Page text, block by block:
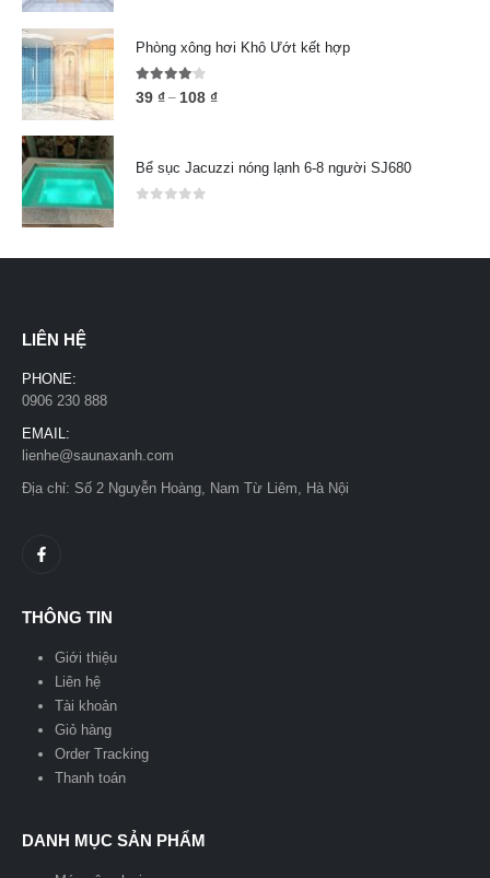
Phòng xông hơi Khô Ướt kết hợp
4.00 out of 5
39 ₫ – 108 ₫
Bể sục Jacuzzi nóng lạnh 6-8 người SJ680
LIÊN HỆ
PHONE:
0906 230 888
EMAIL:
lienhe@saunaxanh.com
Địa chỉ: Số 2 Nguyễn Hoàng, Nam Từ Liêm, Hà Nội
THÔNG TIN
Giới thiệu
Liên hệ
Tài khoản
Giỏ hàng
Order Tracking
Thanh toán
DANH MỤC SẢN PHẨM